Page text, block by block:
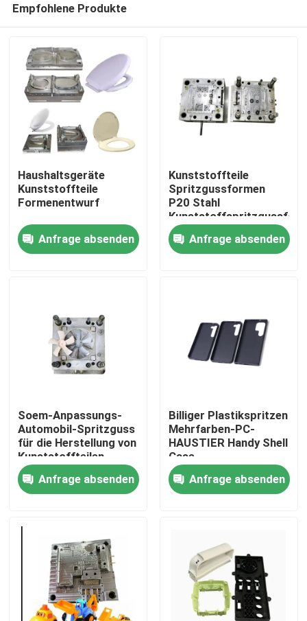
Zu Hause
Werksbesichtigung
Kontakt mit uns
Neuigkeiten
Selbstspritzen
Teile von Haushaltsgeräten Spritzguss
Empfohlene Produkte
Haushaltsgeräte
Kunststoffteile
Formenentwurf
Anfrage absenden
Kunststoffteile
Spritzgussformen
P20 Stahl
Anfrage absenden
Soem-Anpassungs-
Automobil-Spritzguss
für die Herstellung von
Kunststoffteilen
Anfrage absenden
Billiger Plastikspritzen
Mehrfarben-PC-
HAUSTIER Handy Shell
Case
Anfrage absenden